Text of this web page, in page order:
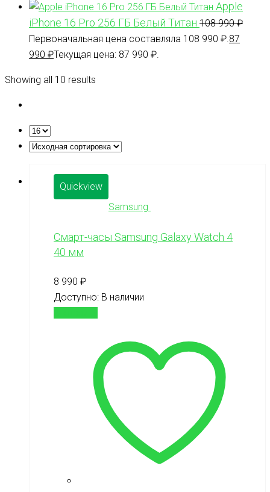
Apple
iPhone 16 Pro 256 ГБ Белый Титан 108 990₽
Первоначальная цена составляла 108 990 ₽. 87
990 ₽Текущая цена: 87 990 ₽.
Showing all 10 results
Quickview
Samsung
Смарт-часы Samsung Galaxy Watch 4
40 мм
8 990 ₽
Доступно: В наличии